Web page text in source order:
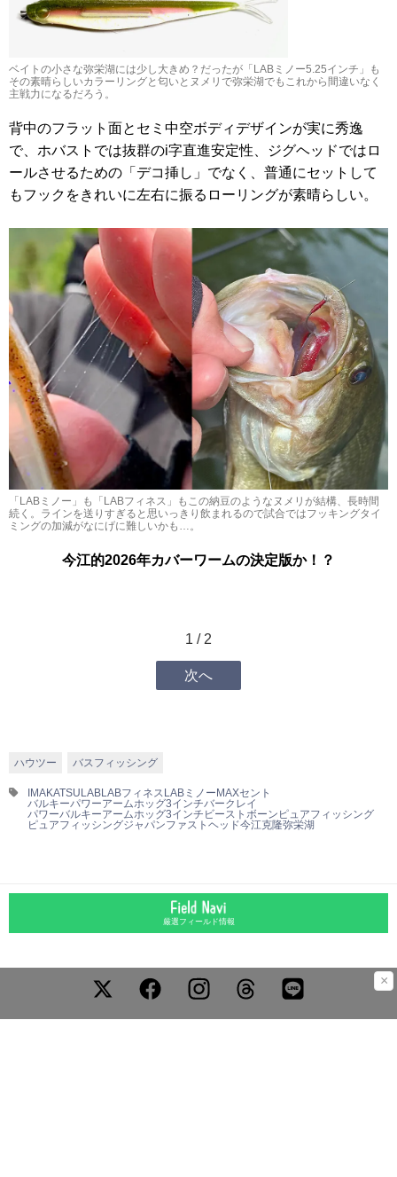
ベイトの小さな弥栄湖には少し大きめ？だったが「LABミノー5.25インチ」も
その素晴らしいカラーリングと匂いとヌメリで弥栄湖でもこれから間違いなく
主戦力になるだろう。
背中のフラット面とセミ中空ボディデザインが実に秀逸
で、ホバストでは抜群のi字直進安定性、ジグヘッドではロ
ールさせるための「デコ挿し」でなく、普通にセットして
もフックをきれいに左右に振るローリングが素晴らしい。
「LABミノー」も「LABフィネス」もこの納豆のようなヌメリが結構、長時間
続く。ラインを送りすぎると思いっきり飲まれるので試合ではフッキングタイ
ミングの加減がなにげに難しいかも…。
今江的2026年カバーワームの決定版か！？
1 / 2
次へ
ハウツー バスフィッシング
IMAKATSU LABLABフィネス LABミノー MAXセント
バルキーパワーアームホッグ3インチバークレイ
パワーバルキーアームホッグ3インチ ビーストボーン ピュアフィッシング
ピュアフィッシングジャパンファストヘッド今江克隆弥栄湖
×
厳選フィールド情報